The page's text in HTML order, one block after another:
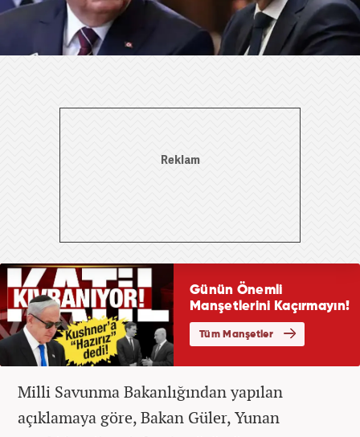
Milli Savunma Bakanlığından yapılan
açıklamaya göre, Bakan Güler, Yunan